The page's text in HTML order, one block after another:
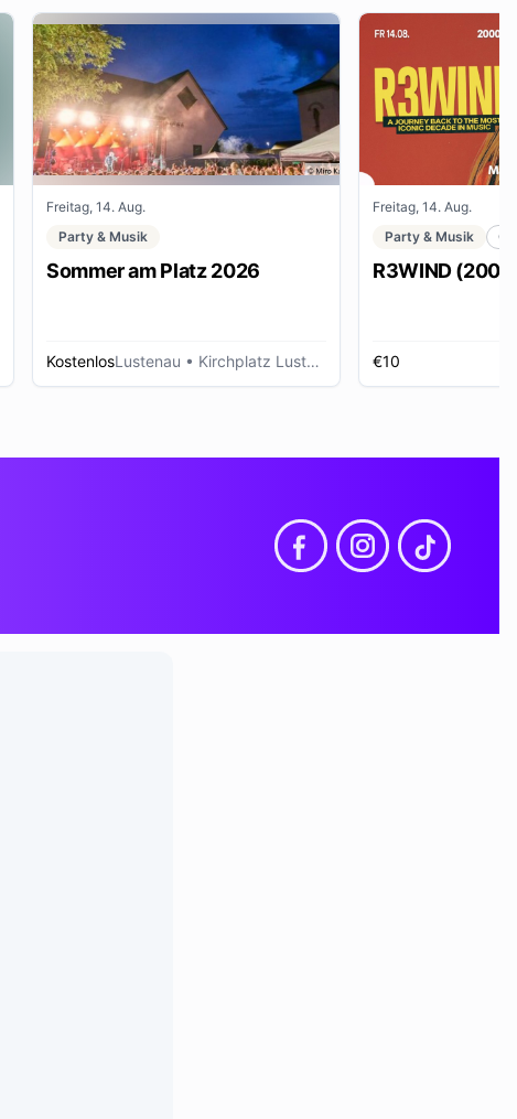
Freitag, 14. Aug.
Party & Musik
Sommer am Platz 2026
KostenlosLustenau • Kirchplatz Lustenau
Freitag, 14. Aug.
Party & Musik
R3WIND
€10